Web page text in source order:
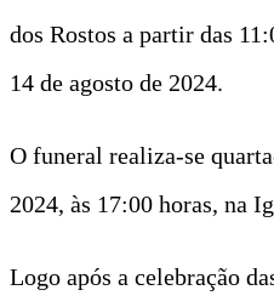
dos Rostos a partir das
14 de agosto de 2024.
O funeral realiza-se
2024, às 17:00 horas, na
Logo após a celebração